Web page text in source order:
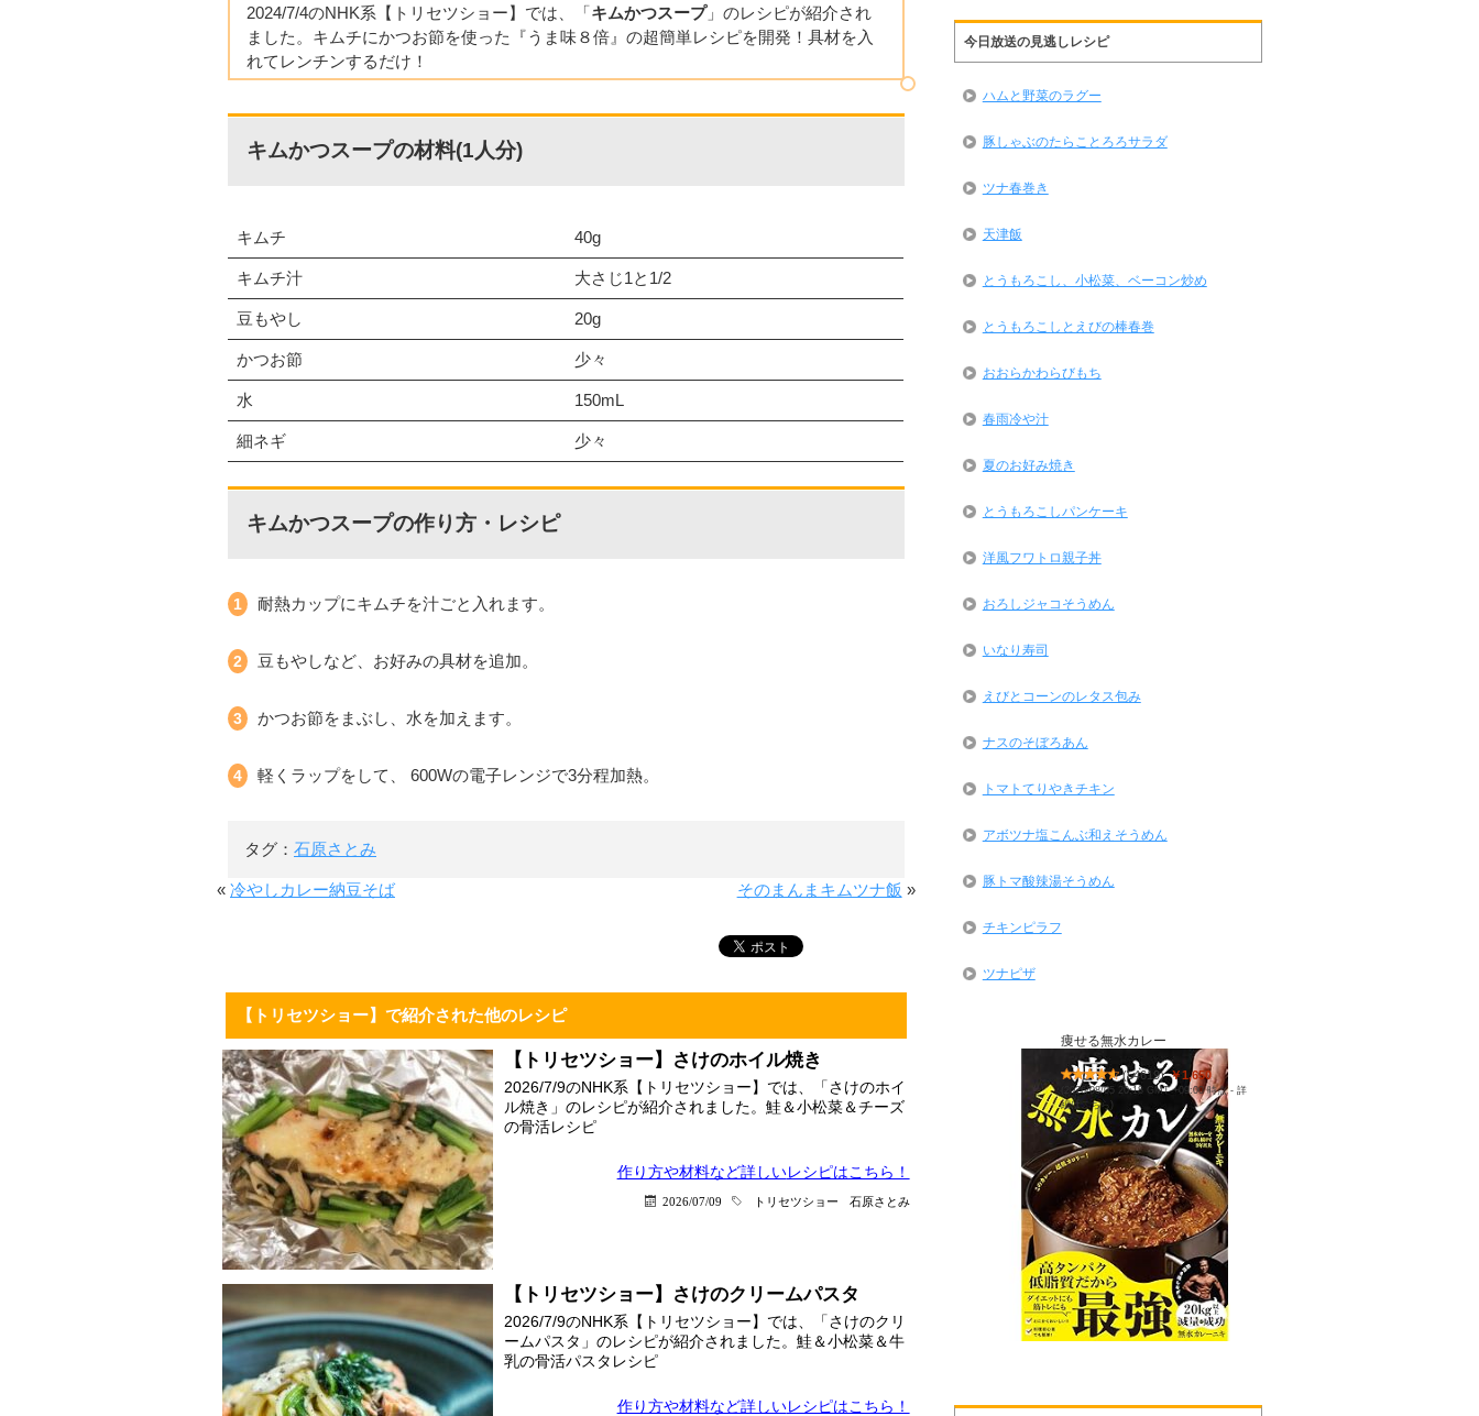
2024/7/4のNHK系【トリセツショー】では、「キムかつスープ」のレシピが紹介され
ました。キムチにかつお節を使った『うま味８倍』の超簡単レシピを開発！具材を入
れてレンチンするだけ！
キムかつスープの材料(1人分)
キムチ 40g
キムチ汁 大さじ1と1/2
豆もやし 20g
かつお節 少々
水 150mL
細ネギ 少々
キムかつスープの作り方・レシピ
耐熱カップにキムチを汁ごと入れます。
豆もやしなど、お好みの具材を追加。
かつお節をまぶし、水を加えます。
軽くラップをして、 600Wの電子レンジで3分程加熱。
タグ： 石原さとみ
« 冷やしカレー納豆そば そのまんまキムツナ飯 »
【トリセツショー】で紹介された他のレシピ
【トリセツショー】さけのホイル焼き
2026/7/9のNHK系【トリセツショー】では、「さけのホイ
ル焼き」のレシピが紹介されました。鮭＆小松菜＆チーズ
の骨活レシピ
作り方や材料など詳しいレシピはこちら！
2026/07/09 トリセツショー 石原さとみ
【トリセツショー】さけのクリームパスタ
2026/7/9のNHK系【トリセツショー】では、「さけのクリ
ームパスタ」のレシピが紹介されました。鮭＆小松菜＆牛
乳の骨活パスタレシピ
作り方や材料など詳しいレシピはこちら！
今日放送の見逃しレシピ
ハムと野菜のラグー
豚しゃぶのたらことろろサラダ
ツナ春巻き
天津飯
とうもろこし、小松菜、ベーコン炒め
とうもろこしとえびの棒春巻
おおらかわらびもち
春雨冷や汁
夏のお好み焼き
とうもろこしパンケーキ
洋風フワトロ親子丼
おろしジャコそうめん
いなり寿司
えびとコーンのレタス包み
ナスのそぼろあん
トマトてりやきチキン
アボツナ塩こんぶ和えそうめん
豚トマ酸辣湯そうめん
チキンピラフ
ツナピザ
痩せる無水カレー
(54619) ￥1,650
(2026/08/05 20:18 GMT +09:00 時点 -詳
細はこちら)